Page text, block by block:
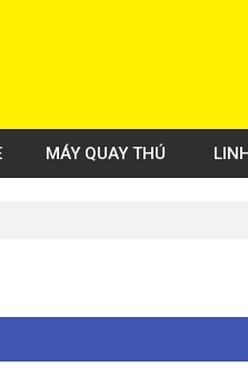
MÁY QUAY THÚ